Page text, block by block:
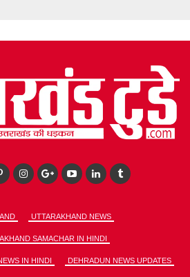
UTTARAKHAND NEWS
SAMACHAR IN HINDI
IN HINDI DEHRADUN NEWS UPDATES